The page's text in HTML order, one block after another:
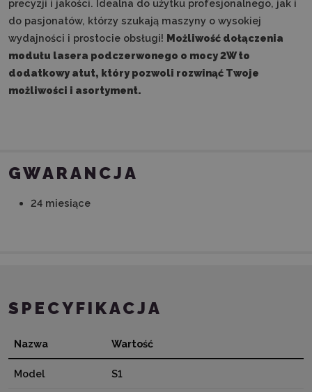
precyzji i jakości. Idealna do użytku profesjonalnego, jak i
do pasjonatów, którzy szukają maszyny o wysokiej
wydajności i prostocie obsługi! Możliwość dołączenia
modułu lasera podczerwonego o mocy 2W to
dodatkowy atut, który pozwoli rozwinąć Twoje
możliwości i asortyment.
GWARANCJA
24 miesiące
SPECYFIKACJA
Nazwa Wartość
Model S1